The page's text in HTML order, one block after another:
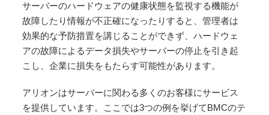
サーバーのハードウェアの健康状態を監視する機能が
故障したり情報が不正確になったりすると、管理者は
効果的な予防措置を講じることができず、ハードウェ
アの故障によるデータ損失やサーバーの停止を引き起
こし、企業に損失をもたらす可能性があります。
アリオンはサーバーに関わる多くのお客様にサービス
を提供しています。ここでは3つの例を挙げてBMCのテ